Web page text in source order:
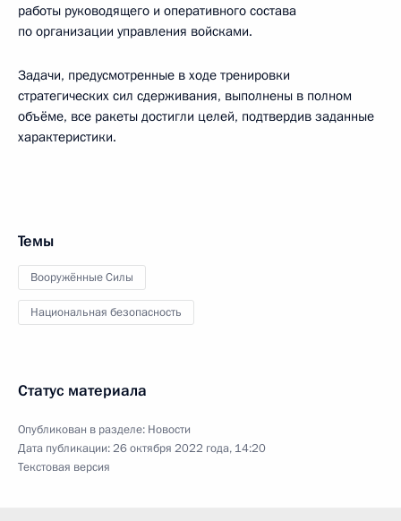
работы руководящего и оперативного состава
по организации управления войсками.
Задачи, предусмотренные в ходе тренировки
стратегических сил сдерживания, выполнены в полном
объёме, все ракеты достигли целей, подтвердив заданные
характеристики.
Темы
Вооружённые Силы
Национальная безопасность
Статус материала
Опубликован в разделе: Новости
Дата публикации:26 октября 2022 года, 14:20
Текстовая версия